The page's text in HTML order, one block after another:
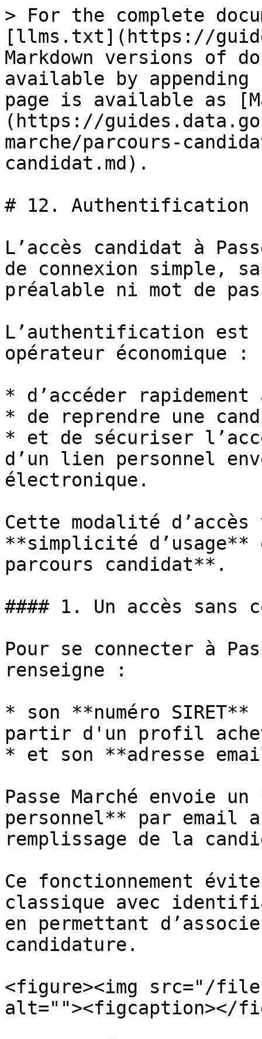
> For the complete
[llms.txt](https://
Markdown versions of
available by
page is available as
(https://
marche/parcours-
candidat.md).
# 12. Authentification
L’accès candidat à
de connexion simple,
préalable ni mot de
L’authentification est
opérateur économique :
* d’accéder
* de reprendre une
* et de sécuriser
d’un lien personnel
électronique.
Cette modalité
**simplicité
parcours candidat**.
#### 1. Un accès sans
Pour se connecter à
renseigne :
* son **numéro
partir d'un profil
* et son **adresse
Passe Marché envoie
personnel** par email
remplissage de la
Ce fonctionnement
classique avec
en permettant
candidature.
<figure><img src="/
alt=""><figcaption></